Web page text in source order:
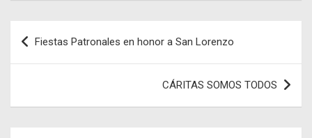
Navegación
de
Fiestas Patronales en honor a San Lorenzo
CÁRITAS SOMOS TODOS